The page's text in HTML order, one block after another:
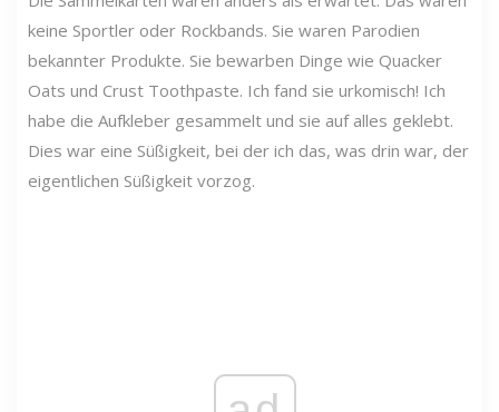
keine Sportler oder Rockbands. Sie waren Parodien
bekannter Produkte. Sie bewarben Dinge wie Quacker
Oats und Crust Toothpaste. Ich fand sie urkomisch! Ich
habe die Aufkleber gesammelt und sie auf alles geklebt.
Dies war eine Süßigkeit, bei der ich das, was drin war, der
eigentlichen Süßigkeit vorzog.